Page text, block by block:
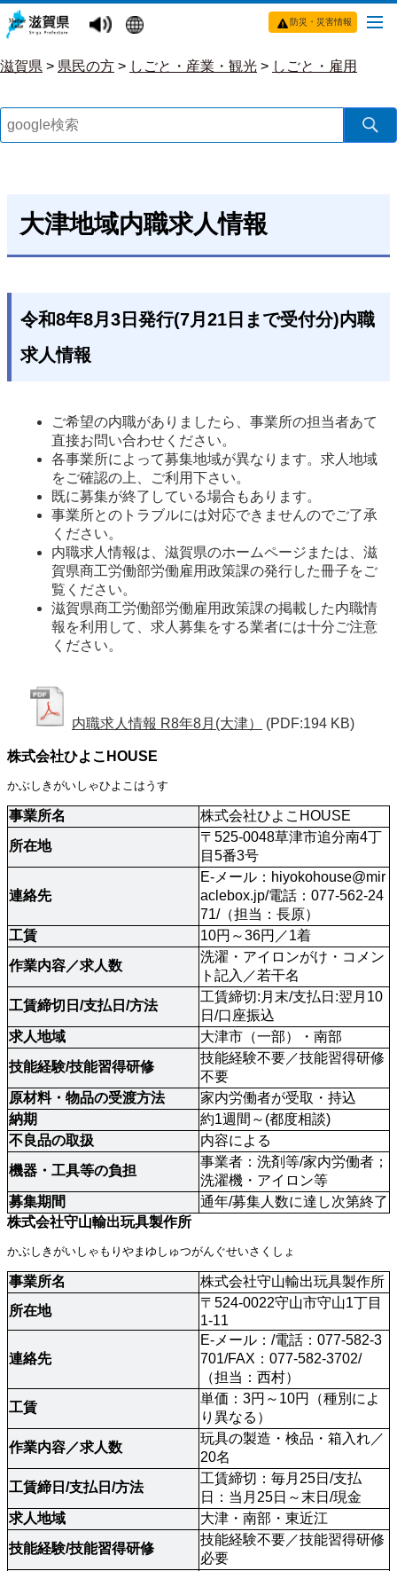
防災・災害情報
滋賀県 > 県民の方 > しごと・産業・観光 > しごと・雇用
大津地域内職求人情報
令和8年8月3日発行(7月21日まで受付分)内職
求人情報
ご希望の内職がありましたら、事業所の担当者あて
直接お問い合わせください。
各事業所によって募集地域が異なります。求人地域
をご確認の上、ご利用下さい。
既に募集が終了している場合もあります。
事業所とのトラブルには対応できませんのでご了承
ください。
内職求人情報は、滋賀県のホームページまたは、滋
賀県商工労働部労働雇用政策課の発行した冊子をご
覧ください。
滋賀県商工労働部労働雇用政策課の掲載した内職情
報を利用して、求人募集をする業者には十分ご注意
ください。
内職求人情報 R8年8月(大津） (PDF:194 KB)
株式会社ひよこHOUSE
かぶしきがいしゃひよこはうす
事業所名
株式会社ひよこHOUSE
所在地
〒525-0048草津市追分南4丁
目5番3号
連絡先
E-メール： hiyokohouse@mir
aclebox.jp/電話：077-562-24
71/（担当：長原）
工賃
10円～36円／1着
作業内容／求人数
洗濯・アイロンがけ・コメン
ト記入／若干名
工賃締切日/支払日/方法
工賃締切:月末/支払日:翌月10
日/口座振込
求人地域
大津市（一部）・南部
技能経験/技能習得研修
技能経験不要／技能習得研修
不要
原材料・物品の受渡方法
家内労働者が受取・持込
納期
約1週間～(都度相談)
不良品の取扱
内容による
機器・工具等の負担
事業者：洗剤等/家内労働者；
洗濯機・アイロン等
募集期間
通年/募集人数に達し次第終了
株式会社守山輸出玩具製作所
かぶしきがいしゃもりやまゆしゅつがんぐせいさくしょ
事業所名
株式会社守山輸出玩具製作所
所在地
〒524-0022守山市守山1丁目
1-11
連絡先
E-メール：/電話：077-582-3
701/FAX：077-582-3702/
（担当：西村）
工賃
単価：3円～10円（種別によ
り異なる）
作業内容／求人数
玩具の製造・検品・箱入れ／
20名
工賃締日/支払日/方法
工賃締切：毎月25日/支払
日：当月25日～末日/現金
求人地域
大津・南部・東近江
技能経験/技能習得研修
技能経験不要／技能習得研修
必要